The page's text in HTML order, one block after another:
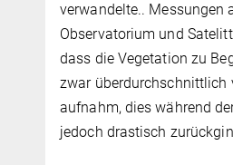
verwandelte.. Messungen
Observatorium und
dass die Vegetation zu
zwar überdurchschnittlich
aufnahm, dies während
jedoch drastisch